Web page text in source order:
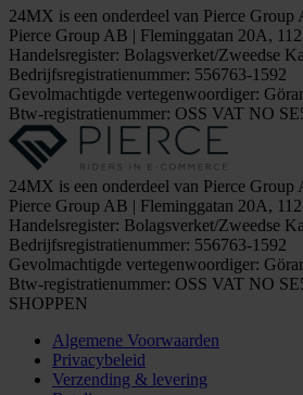
24MX is een onderdeel van Pierce Group
Pierce Group AB | Fleminggatan 20A,
Handelsregister: Bolagsverket/Zweedse
Bedrijfsregistratienummer: 556763-1592
Gevolmachtigde vertegenwoordiger:
Btw-registratienummer: OSS VAT NO
24MX is een onderdeel van Pierce Group
Pierce Group AB | Fleminggatan 20A,
Handelsregister: Bolagsverket/Zweedse
Bedrijfsregistratienummer: 556763-1592
Gevolmachtigde vertegenwoordiger:
Btw-registratienummer: OSS VAT NO
SHOPPEN
Algemene Voorwaarden
Privacybeleid
Verzending & levering